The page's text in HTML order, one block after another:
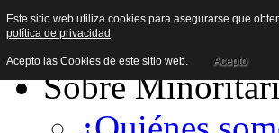
Sobre
Este sitio web utiliza cookies para asegurarse que
política de privacidad .
Acepto las Cookies de este sitio web. Acepto